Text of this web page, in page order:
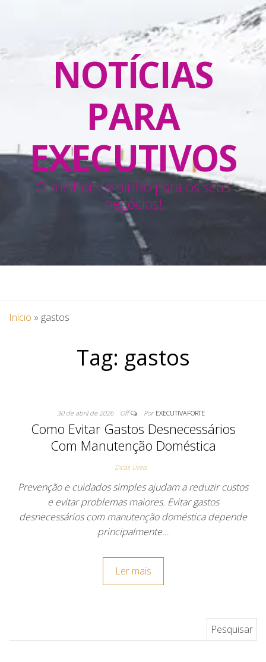
NOTÍCIAS
PARA
EXECUTIVOS
O melhor caminho para os seus
negócios!
Início » gastos
Tag: gastos
30 de abril de 2026 Off Por EXECUTIVAFORTE
Como Evitar Gastos Desnecessários
Com Manutenção Doméstica
Dicas Úteis
Prevenção e cuidados simples ajudam a reduzir custos
e evitar problemas maiores. Evitar gastos
desnecessários com manutenção doméstica depende
principalmente…
Ler mais